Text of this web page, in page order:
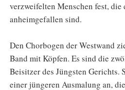
verzweifelten Menschen fest, die
anheimgefallen sind.
Den Chorbogen der Westwand
Band mit Köpfen. Es sind die
Beisitzer des Jüngsten Gerichts.
einer jüngeren Ausmalung an,